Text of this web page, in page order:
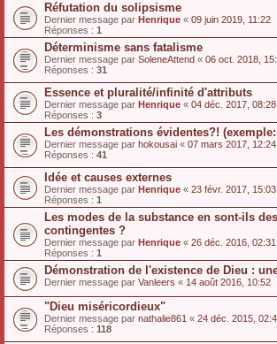
Réfutation du solipsisme
Dernier message par Henrique « 09 juin 2019, 11:22
Réponses : 1
Déterminisme sans fatalisme
Dernier message par SoleneAttend « 06 oct. 2018,
Réponses : 31
Essence et pluralité/infinité d'attributs
Dernier message par Henrique « 04 déc. 2017, 08:28
Réponses : 3
Les démonstrations évidentes?!
Dernier message par hokousai « 07 mars 2017, 12:24
Réponses : 41
Idée et causes externes
Dernier message par Henrique « 23 févr. 2017, 15:03
Réponses : 1
Les modes de la substance en sont-ils
contingentes ?
Dernier message par Henrique « 26 déc. 2016, 02:31
Réponses : 1
Démonstration de l'existence de Dieu :
Dernier message par Vanleers « 14 août 2016, 10:52
"Dieu miséricordieux"
Dernier message par nathalie861 « 24 déc. 2015,
Réponses : 118